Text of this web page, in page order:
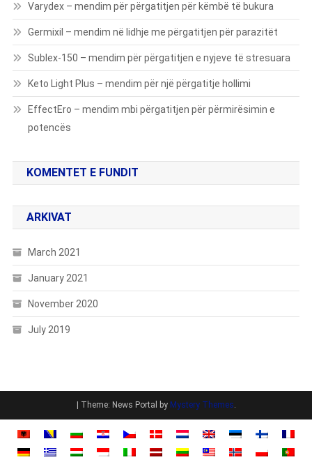
Varydex – mendim për përgatitjen për këmbë të bukura
Germixil – mendim në lidhje me përgatitjen për parazitët
Sublex-150 – mendim për përgatitjen e nyjeve të stresuara
Keto Light Plus – mendim për një përgatitje hollimi
EffectEro – mendim mbi përgatitjen për përmirësimin e
potencës
KOMENTET E FUNDIT
ARKIVAT
March 2021
January 2021
November 2020
July 2019
Theme: News Portal by Mystery Themes.